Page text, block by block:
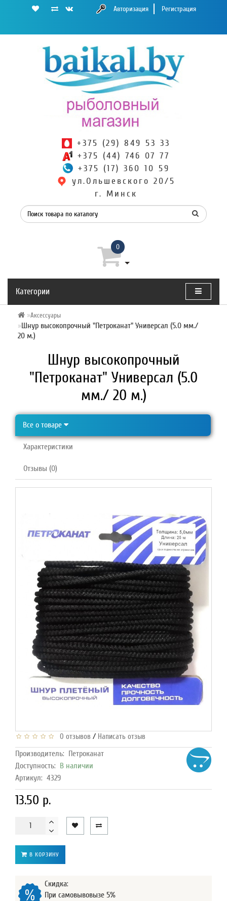
Авторизация Регистрация
+375 (29) 849 53 33
+375 (44) 746 07 77
+375 (17) 360 10 59
ул.Ольшевского 20/5
г. Минск
0
Категории
Аксессуары
Шнур высокопрочный "Петроканат" Универсал (5.0 мм./
20 м.)
Шнур высокопрочный
"Петроканат" Универсал (5.0
мм./ 20 м.)
Все о товаре
Характеристики
Отзывы (0)
0 отзывов / Написать отзыв
Производитель:
Петроканат
Доступность: В наличии
Артикул: 4329
13.50 р.
В КОРЗИНУ
Скидка:
При самовывовызе 5%